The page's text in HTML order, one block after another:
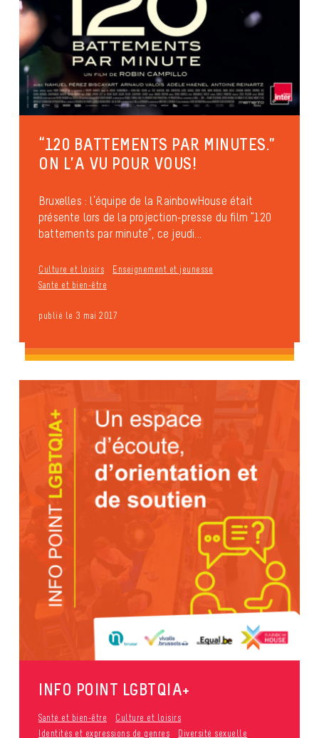
“120 BATTEMENTS PAR MINUTES.”
ON L’A VU POUR VOUS!
Bruxelles : l’équipe de la RainbowHouse était
présente lors de la projection-presse du film “120
battements par minute”, ce jeudi...
Culture et loisirs
Enseignement et jeunesse
Santé et bien-être
publié le 3 mai 2017
INFO POINT LGBTQIA+
Santé et bien-être
Culture et loisirs
Identités et expressions de genres
Diversité sexuelle